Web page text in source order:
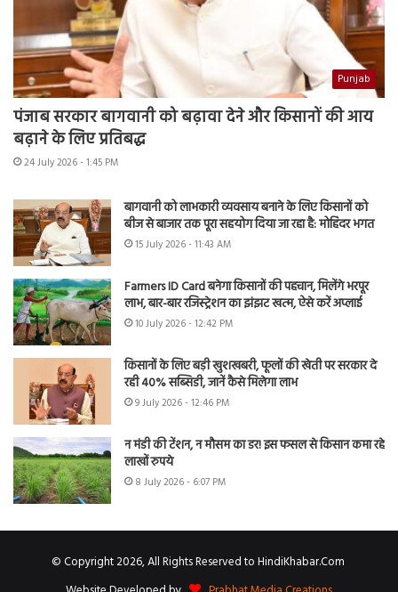
Punjab
पंजाब सरकार बागवानी को बढ़ावा देने और किसानों की आय
बढ़ाने के लिए प्रतिबद्ध
24 July 2026 - 1:45 PM
बागवानी को लाभकारी व्यवसाय बनाने के लिए किसानों को
बीज से बाजार तक पूरा सहयोग दिया जा रहा है: मोहिंदर भगत
15 July 2026 - 11:43 AM
Farmers ID Card बनेगा किसानों की पहचान, मिलेंगे भरपूर
लाभ, बार-बार रजिस्ट्रेशन का झंझट खत्म, ऐसे करें अप्लाई
10 July 2026 - 12:42 PM
किसानों के लिए बड़ी खुशखबरी, फूलों की खेती पर सरकार दे
रही 40% सब्सिडी, जानें कैसे मिलेगा लाभ
9 July 2026 - 12:46 PM
न मंडी की टेंशन, न मौसम का डर! इस फसल से किसान कमा रहे
लाखों रुपये
8 July 2026 - 6:07 PM
© Copyright 2026, All Rights Reserved to HindiKhabar.Com